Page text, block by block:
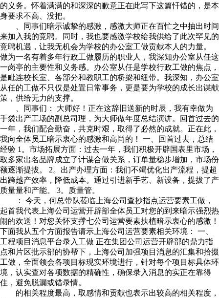
的义务。怀着满满的和深深的歉意正在此写下这篇忏错的，是本
身要求不高、没把。
、同事们暗示诚挚的感激，感激大师正在百忙之中抽出时间
来加入我的竞聘。同时，我也要感激学校给我供给了此次罕见的
竞聘机遇，让我无机会为学校的办公室工做贡献本人的力量。
做为一名有着多年行政工做履历的职业人，我深知办公室从任这
一岗亭的主要性和义务感。办公室从任是学校行政工做的焦点，
是毗连校长室、各部分和教职工的桥梁和纽带。我深知，办公室
从任的工做不只仅是处置日常事务，更是要为学校的成长出谋献
策，供给无力的支撑。
、同事们： 大师好！正在这辞旧送新的时辰，我有幸做为
手袋出产工场的副总司理，为大师做年度总结演讲。回首过去的
一年，我们配合勤奋，共克时艰，取得了必然的成就。正在此，
我向全体员工暗示衷心的感激和高尚的！ 一、回首过去，总结
经验 1。市场拓展方面：过去一年，我们积极开辟国表里市场，
取多家出名品牌成立了计谋合做关系，订单量稳步增加，市场份
额逐渐提拔。 2。出产办理方面：我们不竭优化出产流程，提超
出跨越产效率，降低成本。通过引进新手艺、新设备，提拔了产
质量量和产能。 3。质量管。
： 今天，何总带队莅临上海公司查抄指点运营要素工做，
起首我代表上海公司运营开辟部全体员工对您的到来暗示强烈热
闹的欢送！对您关怀支撑七公司运营要素扶植暗示衷心的感激！
下面我从五个方面报告请示上海公司运营要素相关环境： 一、
工程项目消息平台录入工做 正在集团公司运营开辟部的鼎力指
点和片区批示部的协帮下，上海公司加强项目消息的汇集和拾掇
工做，全面领会各项目标现实环境进行，针对每个项目标具体环
境，认实查对各项数据的精确性，确保录入消息的实正在靠得
住，避免脱漏或错录情。
的相关程度最高，取感情和贡献也表示出较高的相关程度，